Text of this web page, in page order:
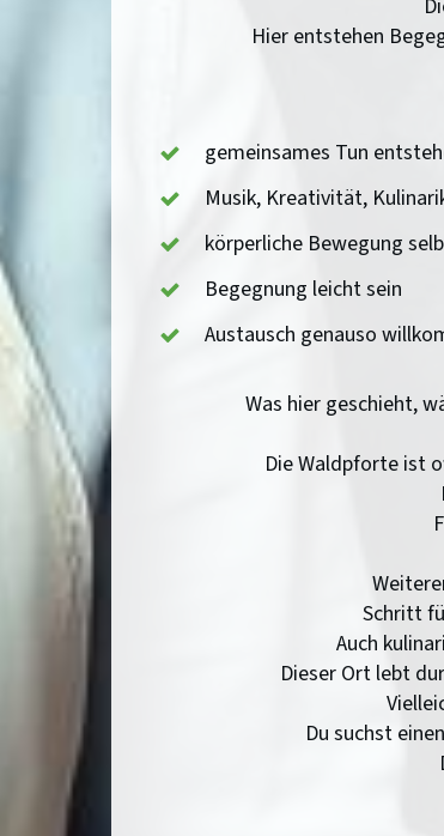
Hier entstehen
gemeinsames Tun
Musik, Kreativität,
körperliche Bewegung
Begegnung leicht sein
Austausch genauso
Was hier geschieht,
Die Waldpforte ist
Schritt
Auch
Dieser Ort lebt
Du suchst